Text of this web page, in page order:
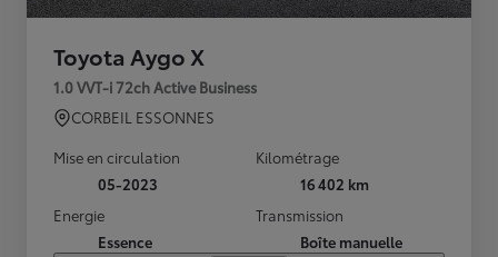
Toyota Aygo X
1.0 VVT-i 72ch Active Business
CORBEIL ESSONNES
Mise en circulation
05-2023
Kilométrage
16 402 km
Energie
Essence
Transmission
Boîte manuelle